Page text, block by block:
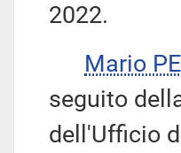
2022.
Mario
seguito
dell'Ufficio